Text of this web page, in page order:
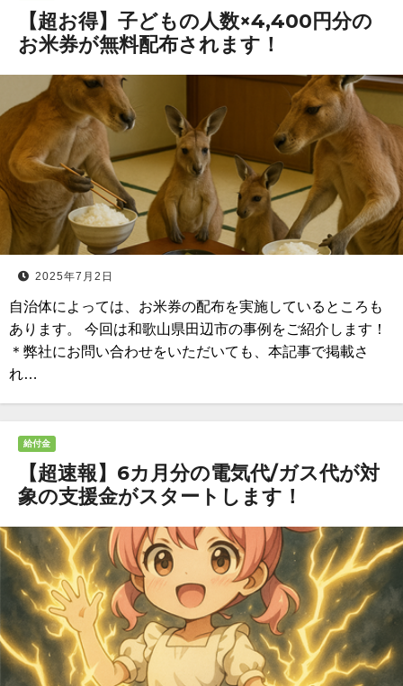
【超お得】子どもの人数×4,400円分の
お米券が無料配布されます！
2025年7月2日
自治体によっては、お米券の配布を実施しているところも
あります。 今回は和歌山県田辺市の事例をご紹介します！
＊弊社にお問い合わせをいただいても、本記事で掲載さ
れ…
給付金
【超速報】6カ月分の電気代/ガス代が対
象の支援金がスタートします！